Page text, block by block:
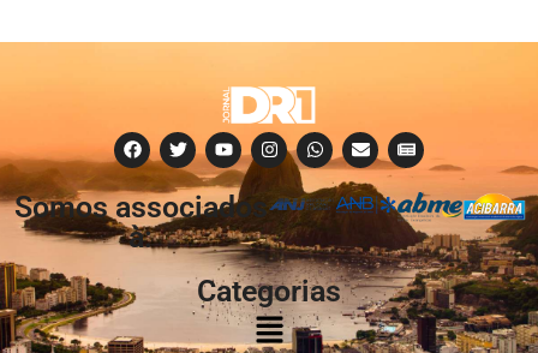
Somos associados
à:
Categorias